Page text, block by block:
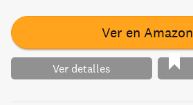
Ver en Amazon
Ver detalles